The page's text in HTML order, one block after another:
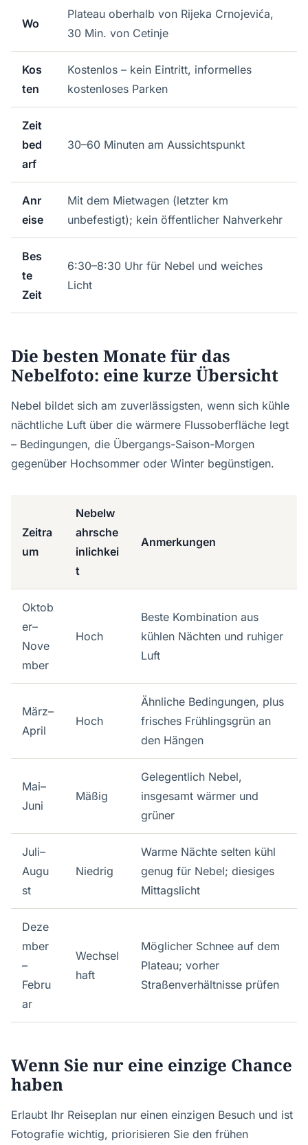
Wo
Plateau oberhalb von Rijeka Crnojevića,
30 Min. von Cetinje
Kos
ten
Kostenlos – kein Eintritt, informelles
kostenloses Parken
Zeit
bed
arf
30–60 Minuten am Aussichtspunkt
Anr
eise
Mit dem Mietwagen (letzter km
unbefestigt); kein öffentlicher Nahverkehr
Bes
te
Zeit
6:30–8:30 Uhr für Nebel und weiches
Licht
Die besten Monate für das
Nebelfoto: eine kurze Übersicht
Nebel bildet sich am zuverlässigsten, wenn sich kühle
nächtliche Luft über die wärmere Flussoberfläche legt
– Bedingungen, die Übergangs-Saison-Morgen
gegenüber Hochsommer oder Winter begünstigen.
Zeitra
um
Nebelw
ahrsche
inlichkei
t
Anmerkungen
Oktob
er–
Nove
mber
Hoch
Beste Kombination aus
kühlen Nächten und ruhiger
Luft
März–
April
Hoch
Ähnliche Bedingungen, plus
frisches Frühlingsgrün an
den Hängen
Mai–
Juni
Mäßig
Gelegentlich Nebel,
insgesamt wärmer und
grüner
Juli–
Augu
st
Niedrig
Warme Nächte selten kühl
genug für Nebel; diesiges
Mittagslicht
Deze
mber
–
Febru
ar
Wechsel
haft
Möglicher Schnee auf dem
Plateau; vorher
Straßenverhältnisse prüfen
Wenn Sie nur eine einzige Chance
haben
Erlaubt Ihr Reiseplan nur einen einzigen Besuch und ist
Fotografie wichtig, priorisieren Sie den frühen